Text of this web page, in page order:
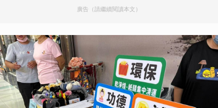
廣告（請繼續閱讀本文）